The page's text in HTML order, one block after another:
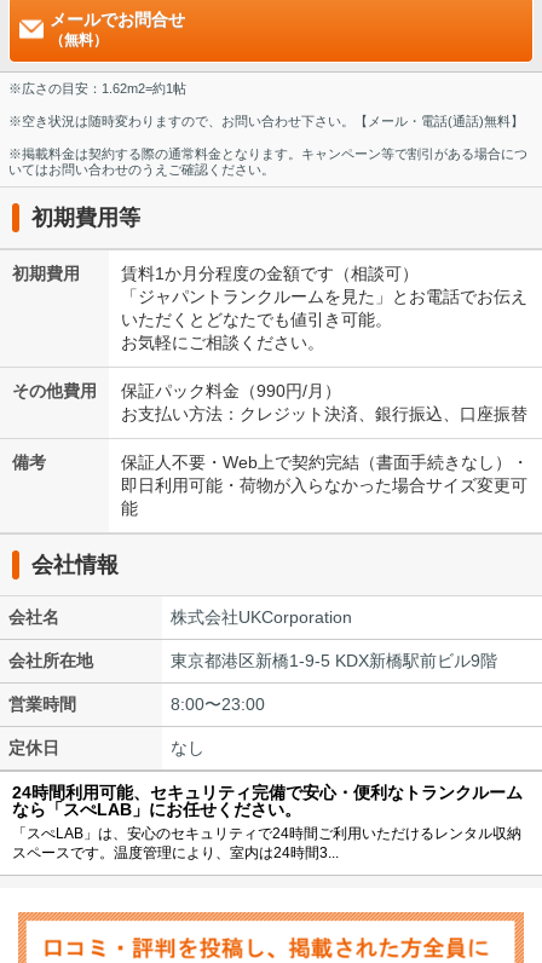
メールでお問合せ
（無料）
※広さの目安：1.62m2=約1帖
※空き状況は随時変わりますので、お問い合わせ下さい。【メール・電話(通話)無料】
※掲載料金は契約する際の通常料金となります。キャンペーン等で割引がある場合につ
いてはお問い合わせのうえご確認ください。
初期費用等
初期費用
賃料1か月分程度の金額です（相談可）
「ジャパントランクルームを見た」とお電話でお伝え
いただくとどなたでも値引き可能。
お気軽にご相談ください。
その他費用
保証パック料金（990円/月）
お支払い方法：クレジット決済、銀行振込、口座振替
備考
保証人不要・Web上で契約完結（書面手続きなし）・
即日利用可能・荷物が入らなかった場合サイズ変更可
能
会社情報
会社名 株式会社UKCorporation
会社所在地 東京都港区新橋1-9-5 KDX新橋駅前ビル9階
営業時間 8:00〜23:00
定休日 なし
24時間利用可能、セキュリティ完備で安心・便利なトランクルーム
なら「スぺLAB」にお任せください。
「スぺLAB」は、安心のセキュリティで24時間ご利用いただけるレンタル収納
スペースです。温度管理により、室内は24時間3...